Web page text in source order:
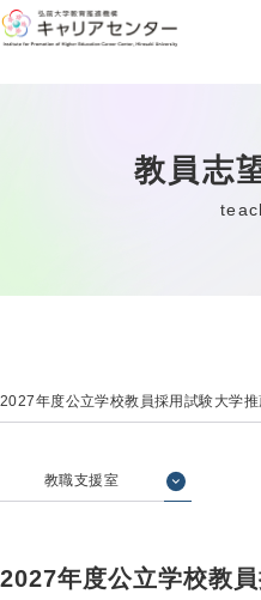
教員志
2027年度公立学校教員採用試験大学推
教職支援室
2027年度公立学校教